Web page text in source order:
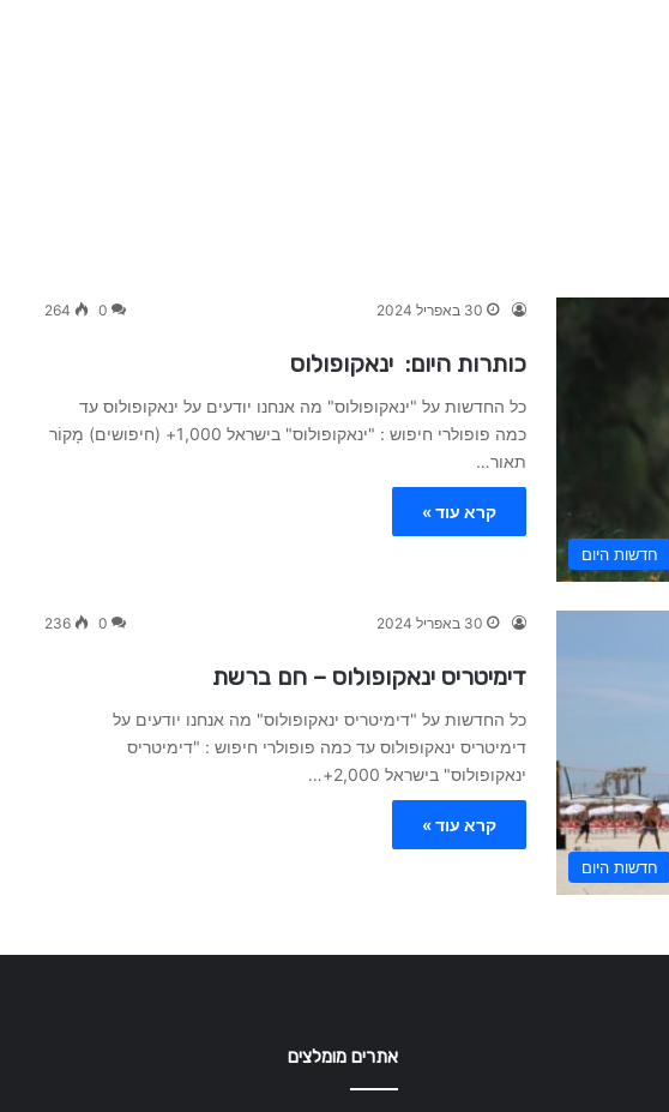
חדשות היום
30 באפריל 2024 0
264
כותרות היום: ינאקופולוס
כל החדשות על "ינאקופולוס" מה אנחנו יודעים על ינאקופולוס עד
כמה פופולרי חיפוש : "ינאקופולוס" בישראל 1,000+ (חיפושים) מָקוֹר
תאור…
קרא עוד »
חדשות היום
30 באפריל 2024 0
236
דימיטריס ינאקופולוס – חם ברשת
כל החדשות על "דימיטריס ינאקופולוס" מה אנחנו יודעים על
דימיטריס ינאקופולוס עד כמה פופולרי חיפוש : "דימיטריס
ינאקופולוס" בישראל 2,000+…
קרא עוד »
אתרים מומלצים